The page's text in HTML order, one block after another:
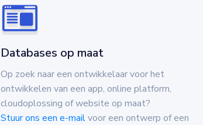
Databases op maat
Op zoek naar een ontwikkelaar voor het
ontwikkelen van een app, online platform,
cloudoplossing of website op maat?
Stuur ons een e-mailvoor een ontwerp of een